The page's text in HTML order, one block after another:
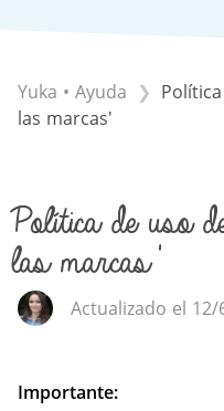
Yuka • Ayuda
las marcas'
Política de uso
las marcas'
Actualizado el
Importante: